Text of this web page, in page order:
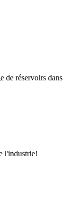
de réservoirs dans
l'industrie!